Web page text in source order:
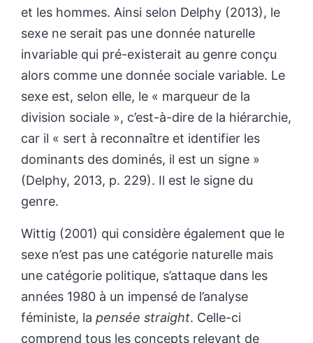
et les hommes. Ainsi selon Delphy (2013), le
sexe ne serait pas une donnée naturelle
invariable qui pré-existerait au genre conçu
alors comme une donnée sociale variable. Le
sexe est, selon elle, le « marqueur de la
division sociale », c’est-à-dire de la hiérarchie,
car il « sert à reconnaître et identifier les
dominants des dominés, il est un signe »
(Delphy, 2013, p. 229). Il est le signe du
genre.
Wittig (2001) qui considère également que le
sexe n’est pas une catégorie naturelle mais
une catégorie politique, s’attaque dans les
années 1980 à un impensé de l’analyse
féministe, la pensée straight. Celle-ci
comprend tous les concepts relevant de